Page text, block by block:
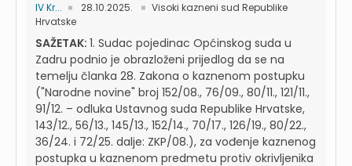
IV Kr... 28.10.2025.
Visoki kazneni sud Republike
Hrvatske
SAŽETAK: 1. Sudac pojedinac Općinskog suda u
Zadru podnio je obrazloženi prijedlog da se na
temelju članka 28. Zakona o kaznenom postupku
("Narodne novine" broj 152/08., 76/09., 80/11., 121/11.,
91/12. – odluka Ustavnog suda Republike Hrvatske,
143/12., 56/13., 145/13., 152/14., 70/17., 126/19., 80/22.,
36/24. i 72/25. dalje: ZKP/08.), za vođenje kaznenog
postupka u kaznenom predmetu protiv okrivljenika